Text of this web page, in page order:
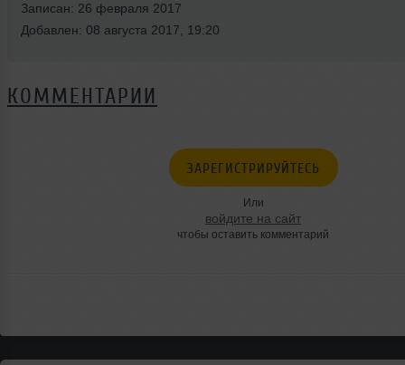
Записан: 26 февраля 2017
Добавлен: 08 августа 2017, 19:20
КОММЕНТАРИИ
ЗАРЕГИСТРИРУЙТЕСЬ
Или
войдите на сайт
чтобы оставить комментарий